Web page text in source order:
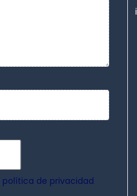
política de privacidad